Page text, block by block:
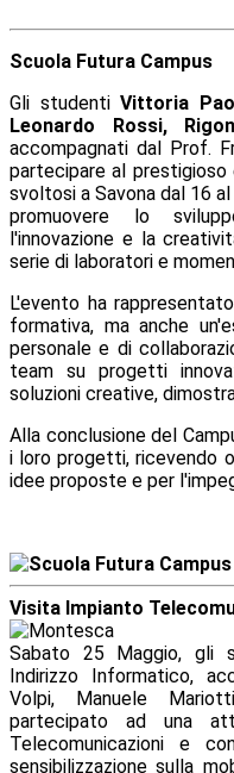
Scuola Futura Campus
Gli studentiVittoria
Leonardo Rossi,
accompagnati dal Prof.
partecipare al prestigioso
svoltosi a Savona dal 16
promuovere lo
l'innovazione e la
serie di laboratori e
L'evento ha
formativa, ma anche
personale e di
team su progetti
soluzioni creative,
Alla conclusione del
i loro progetti, ricevendo
idee proposte e per
Visita Impianto
Sabato 25 Maggio, gli
Indirizzo Informatico,
Volpi, Manuele
partecipato ad una
Telecomunicazioni e
sensibilizzazione sulla